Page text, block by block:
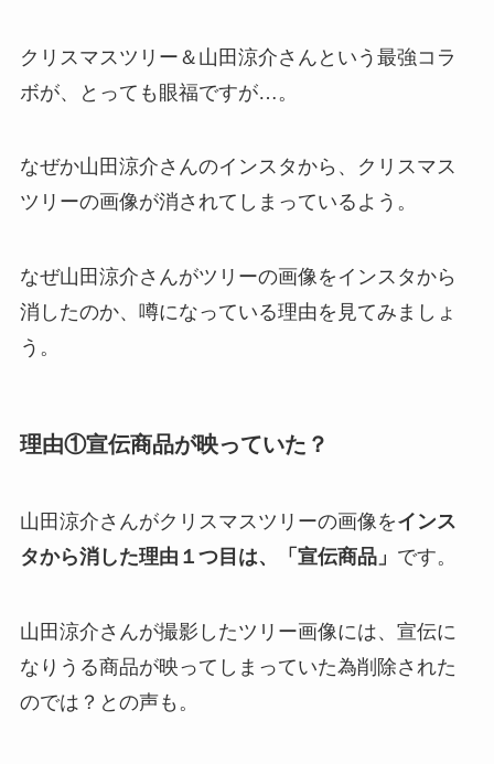
クリスマスツリー＆山田涼介さんという最強コラ
ボが、とっても眼福ですが…。
なぜか山田涼介さんのインスタから、クリスマス
ツリーの画像が消されてしまっているよう。
なぜ山田涼介さんがツリーの画像をインスタから
消したのか、噂になっている理由を見てみましょ
う。
理由①宣伝商品が映っていた？
山田涼介さんがクリスマスツリーの画像をインス
タから消した理由１つ目は、「宣伝商品」 です。
山田涼介さんが撮影したツリー画像には、宣伝に
なりうる商品が映ってしまっていた為削除された
のでは？との声も。